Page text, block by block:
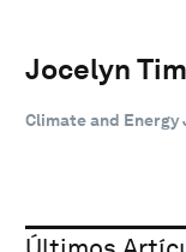
Jocelyn
Climate and